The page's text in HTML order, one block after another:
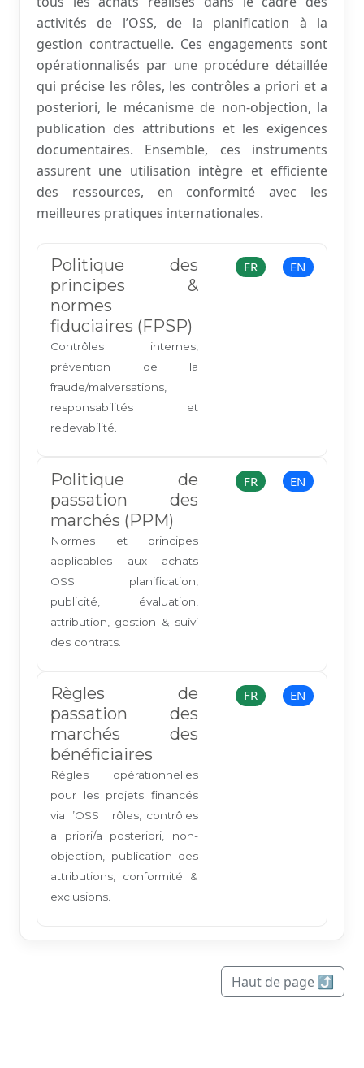
activités de l’OSS, de la planification à la
gestion contractuelle. Ces engagements sont
opérationnalisés par une procédure détaillée
qui précise les rôles, les contrôles a priori et a
posteriori, le mécanisme de non-objection, la
publication des attributions et les exigences
documentaires. Ensemble, ces instruments
assurent une utilisation intègre et efficiente
des ressources, en conformité avec les
meilleures pratiques internationales.
Politique des
principes &
normes
fiduciaires (FPSP)
Contrôles internes,
prévention de la
fraude/malversations,
responsabilités et
redevabilité.
FR EN
Politique de
passation des
marchés (PPM)
Normes et principes
applicables aux achats
OSS : planification,
publicité, évaluation,
attribution, gestion & suivi
des contrats.
FR EN
Règles de
passation des
marchés des
bénéficiaires
Règles opérationnelles
pour les projets financés
via l’OSS : rôles, contrôles
a priori/a posteriori, non-
objection, publication des
attributions, conformité &
exclusions.
FR EN
Haut de page ⤴